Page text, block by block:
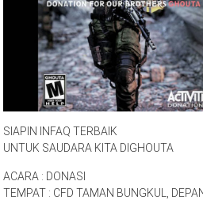
SIAPIN INFAQ TERBAIK
UNTUK SAUDARA KITA DIGHOUTA
ACARA : DONASI
TEMPAT : CFD TAMAN BUNGKUL,